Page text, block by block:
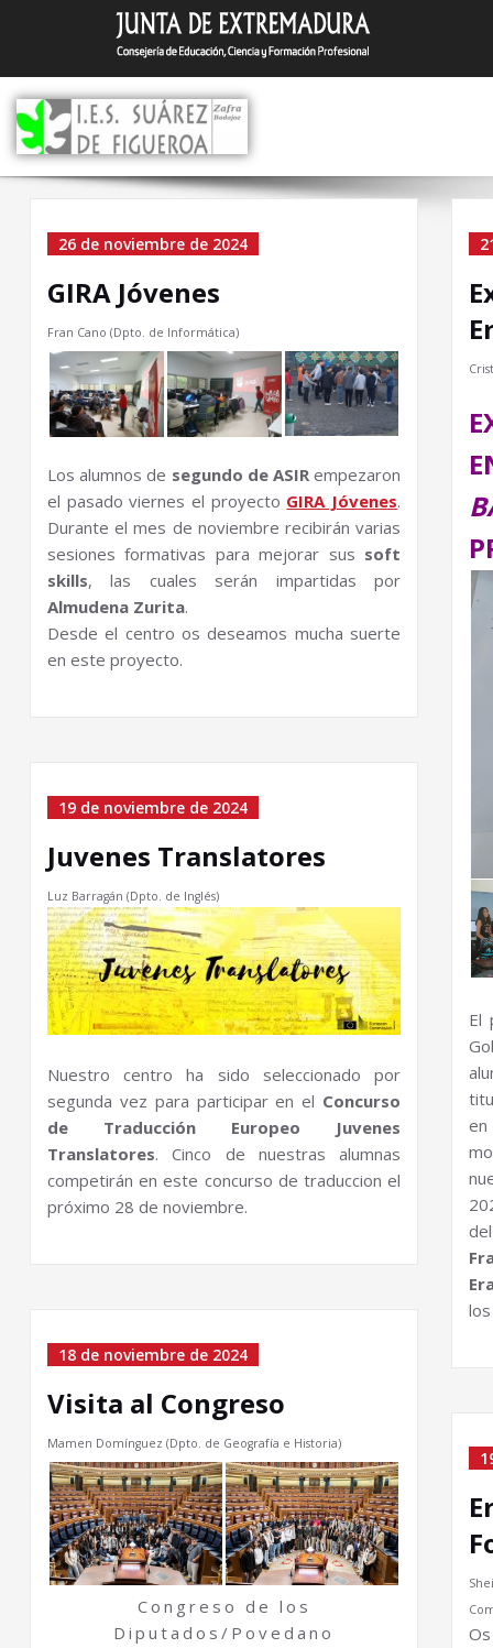
Saltar
contenido
Home
26 de noviembre de 2024
GIRA Jóvenes
Fran Cano (Dpto. de Informática)
Los alumnos de segundo de ASIRempezaron
el pasado viernes el proyecto GIRA Jóvenes.
Durante el mes de noviembre recibirán varias
sesiones formativas para mejorar sus soft
skills, las cuales serán impartidas por
Almudena Zurita.
Desde el centro os deseamos mucha suerte
en este proyecto.
19 de noviembre de 2024
Juvenes Translatores
Luz Barragán (Dpto. de Inglés)
Nuestro centro ha sido seleccionado por
segunda vez para participar en el Concurso
de Traducción Europeo Juvenes
Translatores. Cinco de nuestras alumnas
competirán en este concurso de traduccion el
próximo 28 de noviembre.
18 de noviembre de 2024
Visita al Congreso
Mamen Domínguez (Dpto. de Geografía e Historia)
Congreso de los
Diputados/Povedano
El